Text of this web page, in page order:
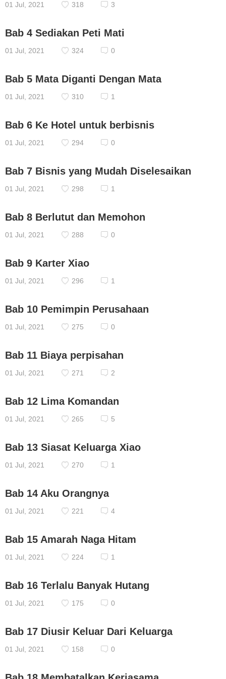
01 Jul, 2021 318 3
Bab 4 Sediakan Peti Mati
01 Jul, 2021 324 0
Bab 5 Mata Diganti Dengan Mata
01 Jul, 2021 310 1
Bab 6 Ke Hotel untuk berbisnis
01 Jul, 2021 294 0
Bab 7 Bisnis yang Mudah Diselesaikan
01 Jul, 2021 298 1
Bab 8 Berlutut dan Memohon
01 Jul, 2021 288 0
Bab 9 Karter Xiao
01 Jul, 2021 296 1
Bab 10 Pemimpin Perusahaan
01 Jul, 2021 275 0
Bab 11 Biaya perpisahan
01 Jul, 2021 271 2
Bab 12 Lima Komandan
01 Jul, 2021 265 5
Bab 13 Siasat Keluarga Xiao
01 Jul, 2021 270 1
Bab 14 Aku Orangnya
01 Jul, 2021 221 4
Bab 15 Amarah Naga Hitam
01 Jul, 2021 224 1
Bab 16 Terlalu Banyak Hutang
01 Jul, 2021 175 0
Bab 17 Diusir Keluar Dari Keluarga
01 Jul, 2021 158 0